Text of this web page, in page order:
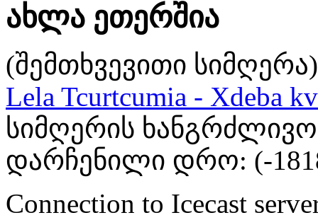
ახლა ეთერშია
(შემთხვევითი სიმღერა)
Lela Tcurtcumia - Xdeba
სიმღერის
დარჩენილი დრო: (-
Connection to Icecast